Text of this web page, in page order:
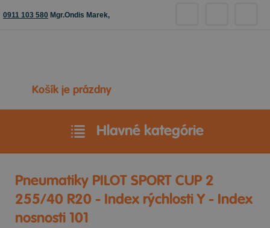
0911 103 580 Mgr.Ondis Marek,
Košík je prázdny
Hlavné kategórie
Pneumatiky PILOT SPORT CUP 2
255/40 R20 - Index rýchlosti Y - Index
nosnosti 101